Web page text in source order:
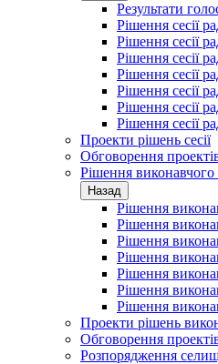
Результати
Рішення сесії
Рішення сесії
Рішення сесії
Рішення сесії
Рішення сесії
Рішення сесії
Рішення сесії
Проекти рішень сесії
Обговорення
Рішення виконавчого
Назад
Рішення
Рішення
Рішення
Рішення
Рішення
Рішення
Рішення
Проекти рішень
Обговорення
Розпорядження